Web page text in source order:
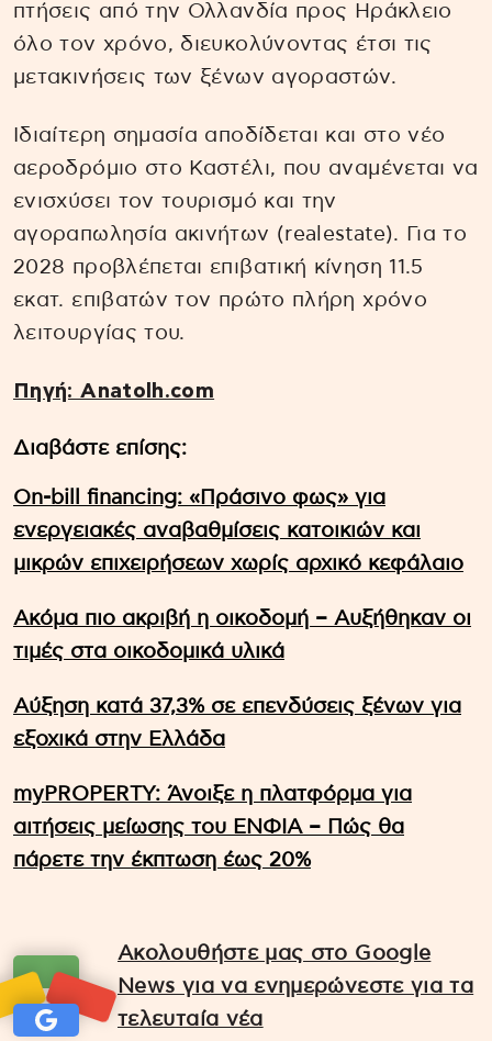
πτήσεις από την Ολλανδία προς Ηράκλειο
όλο τον χρόνο, διευκολύνοντας έτσι τις
μετακινήσεις των ξένων αγοραστών.
Ιδιαίτερη σημασία αποδίδεται και στο νέο
αεροδρόμιο στο Καστέλι, που αναμένεται να
ενισχύσει τον τουρισμό και την
αγοραπωλησία ακινήτων (realestate). Για το
2028 προβλέπεται επιβατική κίνηση 11.5
εκατ. επιβατών τον πρώτο πλήρη χρόνο
λειτουργίας του.
Πηγή: Anatolh.com
Διαβάστε επίσης:
On-bill financing: «Πράσινο φως» για
ενεργειακές αναβαθμίσεις κατοικιών και
μικρών επιχειρήσεων χωρίς αρχικό κεφάλαιο
Ακόμα πιο ακριβή η οικοδομή – Αυξήθηκαν οι
τιμές στα οικοδομικά υλικά
Αύξηση κατά 37,3% σε επενδύσεις ξένων για
εξοχικά στην Ελλάδα
myPROPERTY: Άνοιξε η πλατφόρμα για
αιτήσεις μείωσης του ΕΝΦΙΑ – Πώς θα
πάρετε την έκπτωση έως 20%
Ακολουθήστε μας στο Google
News για να ενημερώνεστε για τα
τελευταία νέα